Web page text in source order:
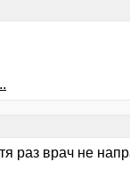
раз врач не